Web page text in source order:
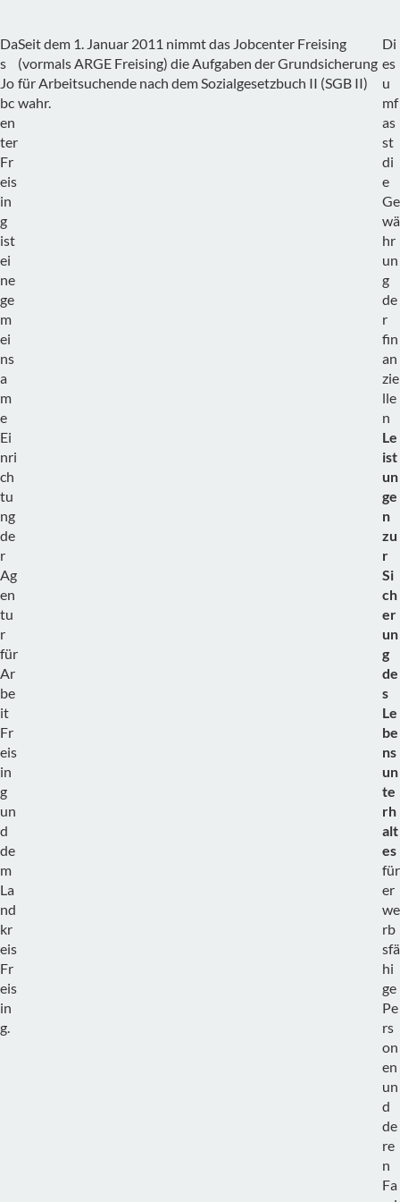
Da
s
Jo
bc
en
ter
Fr
eis
in
g
ist
ei
ne
ge
m
ei
ns
a
m
e
Ei
nri
ch
tu
ng
de
r
Ag
en
tu
r
für
Ar
be
it
Fr
eis
in
g
un
d
de
m
La
nd
kr
eis
Fr
eis
in
g.
Seit dem 1. Januar 2011 nimmt das Jobcenter Freising
(vormals ARGE Freising) die Aufgaben der Grundsicherung
für Arbeitsuchende nach dem Sozialgesetzbuch II (SGB II)
wahr.
Di
es
u
mf
as
st
di
e
Ge
wä
hr
un
g
de
r
fin
an
zie
lle
n
Le
ist
un
ge
n
zu
r
Si
ch
er
un
g
de
s
Le
be
ns
un
te
rh
alt
es
für
er
we
rb
sfä
hi
ge
Pe
rs
on
en
un
d
de
re
n
Fa